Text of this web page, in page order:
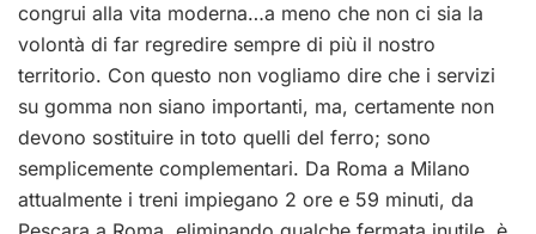
congrui alla vita moderna…a meno che non ci sia la
volontà di far regredire sempre di più il nostro
territorio. Con questo non vogliamo dire che i servizi
su gomma non siano importanti, ma, certamente non
devono sostituire in toto quelli del ferro; sono
semplicemente complementari. Da Roma a Milano
attualmente i treni impiegano 2 ore e 59 minuti, da